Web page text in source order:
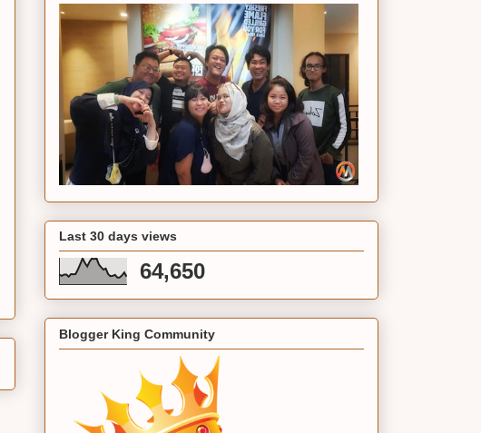
Last 30 days views
64,650
Blogger King Community